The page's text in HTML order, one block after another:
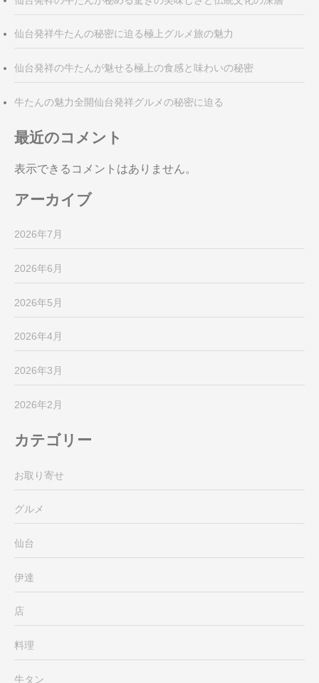
仙台発祥牛たんの秘密に迫る極上グルメ旅の魅力
仙台発祥の牛たんが魅せる極上の食感と味わいの秘密
牛たんの魅力全開仙台発祥グルメの秘密に迫る
最近のコメント
表示できるコメントはありません。
アーカイブ
2026年7月
2026年6月
2026年5月
2026年4月
2026年3月
2026年2月
カテゴリー
お取り寄せ
グルメ
仙台
伊達
店
料理
牛タン